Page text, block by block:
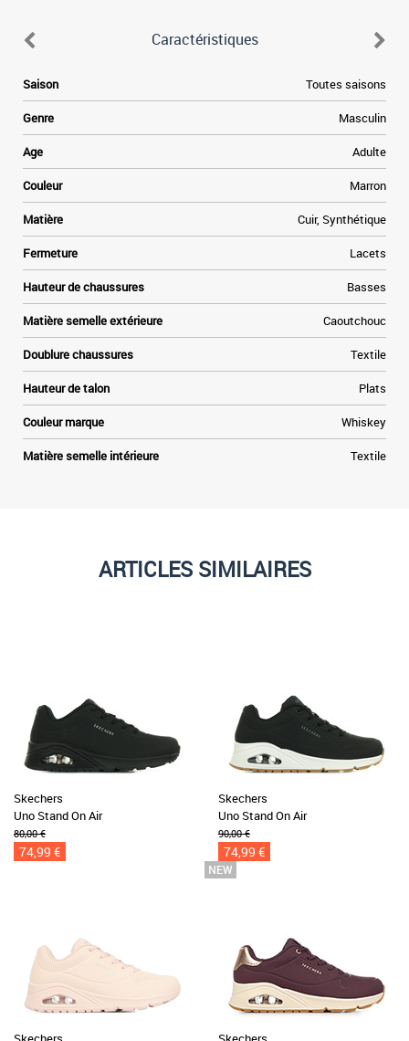
Caractéristiques
Saison Toutes saisons
Genre Masculin
Age Adulte
Couleur Marron
Matière Cuir, Synthétique
Fermeture Lacets
Hauteur de chaussures Basses
Matière semelle extérieure Caoutchouc
Doublure chaussures Textile
Hauteur de talon Plats
Couleur marque Whiskey
Matière semelle intérieure Textile
ARTICLES SIMILAIRES
Skechers
Uno Stand On Air
80,00 €
74,99 €
Skechers
Uno Stand On Air
90,00 €
74,99 €